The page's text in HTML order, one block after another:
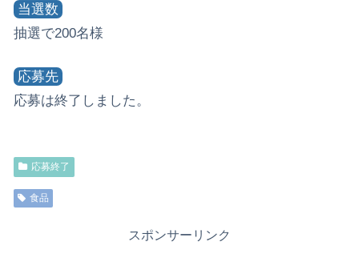
当選数
抽選で200名様
応募先
応募は終了しました。
応募終了
食品
スポンサーリンク